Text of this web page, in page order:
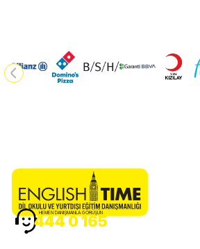
HEMEN DANIŞMANLA GÖRÜŞÜN
444 0 165